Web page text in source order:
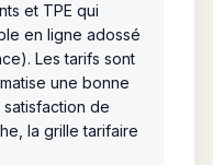
et TPE qui
en ligne adossé
Les tarifs sont
une bonne
de
la grille tarifaire